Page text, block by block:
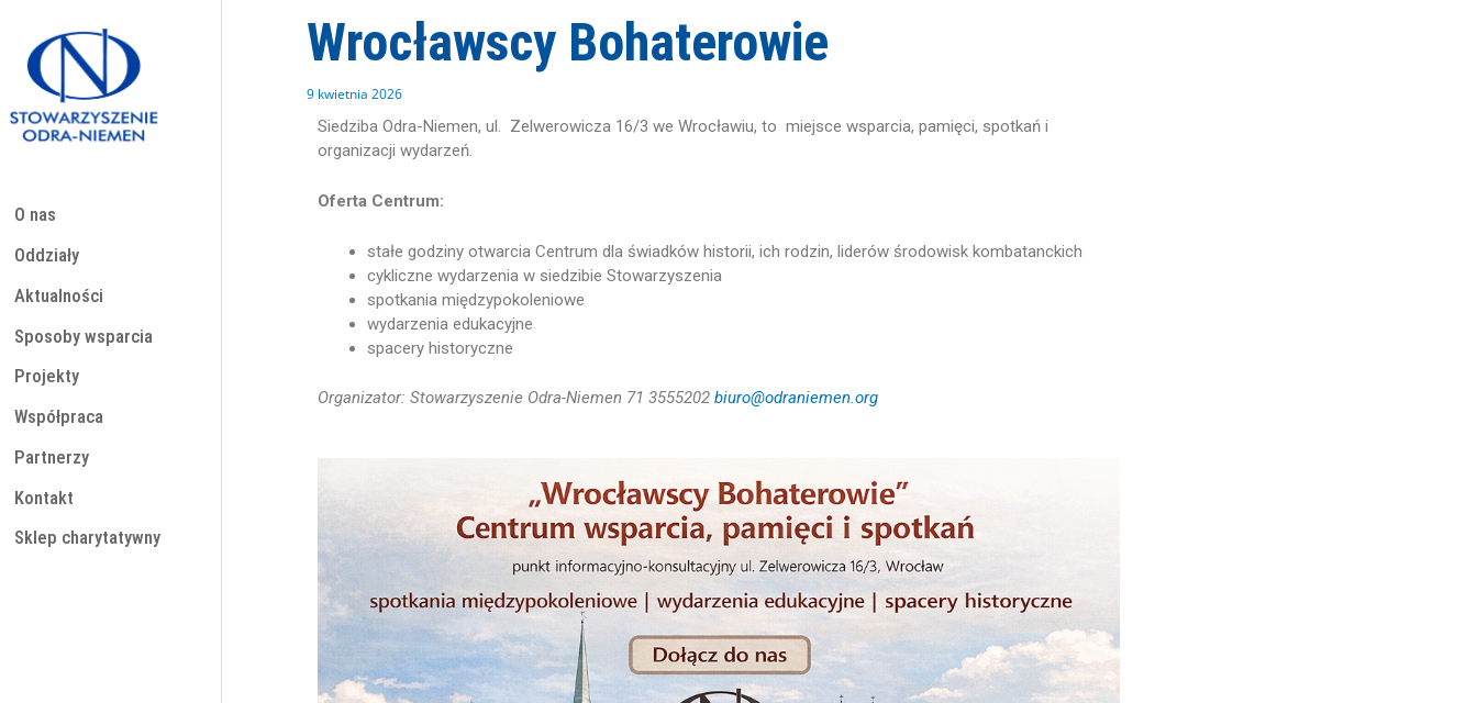
treści
O nas
Oddziały
Aktualności
Sposoby wsparcia
Projekty
Współpraca
Partnerzy
Kontakt
Sklep charytatywny
Wrocławscy Bohaterowie
9 kwietnia 2026
Siedziba Odra-Niemen, ul. Zelwerowicza 16/3 we Wrocławiu, to miejsce wsparcia, pamięci, spotkań i
organizacji wydarzeń.
Oferta Centrum:
stałe godziny otwarcia Centrum dla świadków historii, ich rodzin, liderów środowisk kombatanckich
cykliczne wydarzenia w siedzibie Stowarzyszenia
spotkania międzypokoleniowe
wydarzenia edukacyjne
spacery historyczne
Organizator: Stowarzyszenie Odra-Niemen 71 3555202 biuro@odraniemen.org